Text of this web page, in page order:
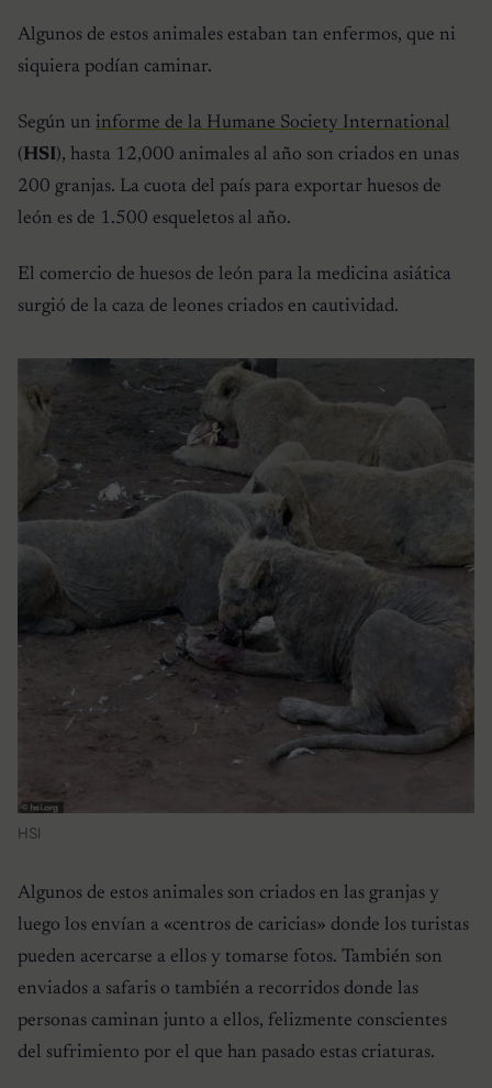
Algunos de estos animales estaban tan enfermos, que ni
siquiera podían caminar.
Según un informe de la Humane Society International
(HSI), hasta 12,000 animales al año son criados en unas
200 granjas. La cuota del país para exportar huesos de
león es de 1.500 esqueletos al año.
El comercio de huesos de león para la medicina asiática
surgió de la caza de leones criados en cautividad.
HSI
Algunos de estos animales son criados en las granjas y
luego los envían a «centros de caricias» donde los turistas
pueden acercarse a ellos y tomarse fotos. También son
enviados a safaris o también a recorridos donde las
personas caminan junto a ellos, felizmente conscientes
del sufrimiento por el que han pasado estas criaturas.